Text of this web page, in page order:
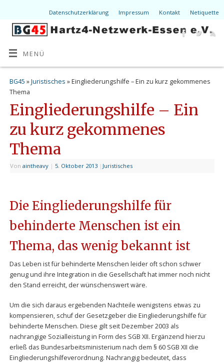
Datenschutzerklärung Impressum Kontakt Netiquette
MENÜ
BG45 »Juristisches » Eingliederungshilfe – Ein zu kurz gekommenes
Thema
Eingliederungshilfe – Ein
zu kurz gekommenes
Thema
Von aintheavy | 5. Oktober 2013 | Juristisches
Die Eingliederungshilfe für
behinderte Menschen ist ein
Thema, das wenig bekannt ist
Das Leben ist für behinderte Menschen leider oft schon schwer
genug und ihre Integration in die Gesellschaft hat immer noch nicht
den Stand erreicht, der wünschenswert wäre.
Um die sich daraus ergebenden Nachteile wenigstens etwas zu
kompensieren, schuf der Gesetzgeber die Eingliederungshilfe für
behinderte Menschen. Diese gilt seit Dezember 2003 als
nachrangige Sozialleistung in Form des SGB XII. Ergänzend hierzu
erließ das Bundesarbeitsministerium nach dem § 60 SGB XII die
Eingliederungshilfeverordnung. Nachrangig bedeutet, dass